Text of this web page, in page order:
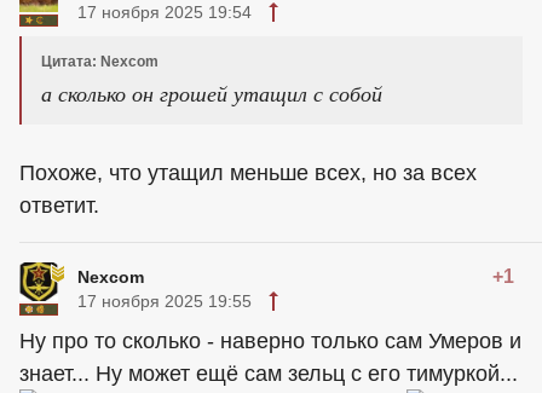
17 ноября 2025 19:54
Цитата: Nexcom
а сколько он грошей утащил с собой
Похоже, что утащил меньше всех, но за всех
ответит.
Nexcom +1
17 ноября 2025 19:55
Ну про то сколько - наверно только сам Умеров и
знает... Ну может ещё сам зельц с его тимуркой...